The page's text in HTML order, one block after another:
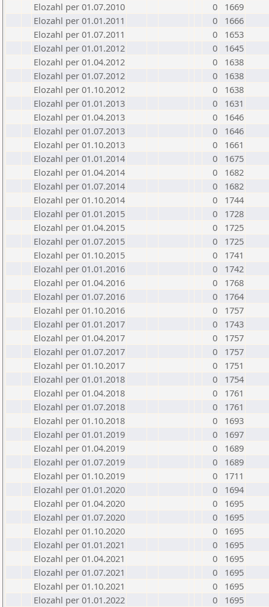
Elozahl per 01.07.2010
0
1669
Elozahl per 01.01.2011
0
1666
Elozahl per 01.07.2011
0
1653
Elozahl per 01.01.2012
0
1645
Elozahl per 01.04.2012
0
1638
Elozahl per 01.07.2012
0
1638
Elozahl per 01.10.2012
0
1638
Elozahl per 01.01.2013
0
1631
Elozahl per 01.04.2013
0
1646
Elozahl per 01.07.2013
0
1646
Elozahl per 01.10.2013
0
1661
Elozahl per 01.01.2014
0
1675
Elozahl per 01.04.2014
0
1682
Elozahl per 01.07.2014
0
1682
Elozahl per 01.10.2014
0
1744
Elozahl per 01.01.2015
0
1728
Elozahl per 01.04.2015
0
1725
Elozahl per 01.07.2015
0
1725
Elozahl per 01.10.2015
0
1741
Elozahl per 01.01.2016
0
1742
Elozahl per 01.04.2016
0
1768
Elozahl per 01.07.2016
0
1764
Elozahl per 01.10.2016
0
1757
Elozahl per 01.01.2017
0
1743
Elozahl per 01.04.2017
0
1757
Elozahl per 01.07.2017
0
1757
Elozahl per 01.10.2017
0
1751
Elozahl per 01.01.2018
0
1754
Elozahl per 01.04.2018
0
1761
Elozahl per 01.07.2018
0
1761
Elozahl per 01.10.2018
0
1693
Elozahl per 01.01.2019
0
1697
Elozahl per 01.04.2019
0
1689
Elozahl per 01.07.2019
0
1689
Elozahl per 01.10.2019
0
1711
Elozahl per 01.01.2020
0
1694
Elozahl per 01.04.2020
0
1695
Elozahl per 01.07.2020
0
1695
Elozahl per 01.10.2020
0
1695
Elozahl per 01.01.2021
0
1695
Elozahl per 01.04.2021
0
1695
Elozahl per 01.07.2021
0
1695
Elozahl per 01.10.2021
0
1695
Elozahl per 01.01.2022
0
1695